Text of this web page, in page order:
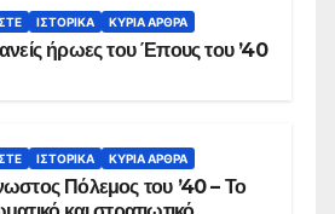
ΙΣΤΟΡΙΚΆ ΚΥΡΙΑ ΑΡΘΡΑ
ήρωες του Έπους του ’40
ΙΣΤΟΡΙΚΆ ΚΥΡΙΑ ΑΡΘΡΑ
Πόλεμος του ’40 – Το